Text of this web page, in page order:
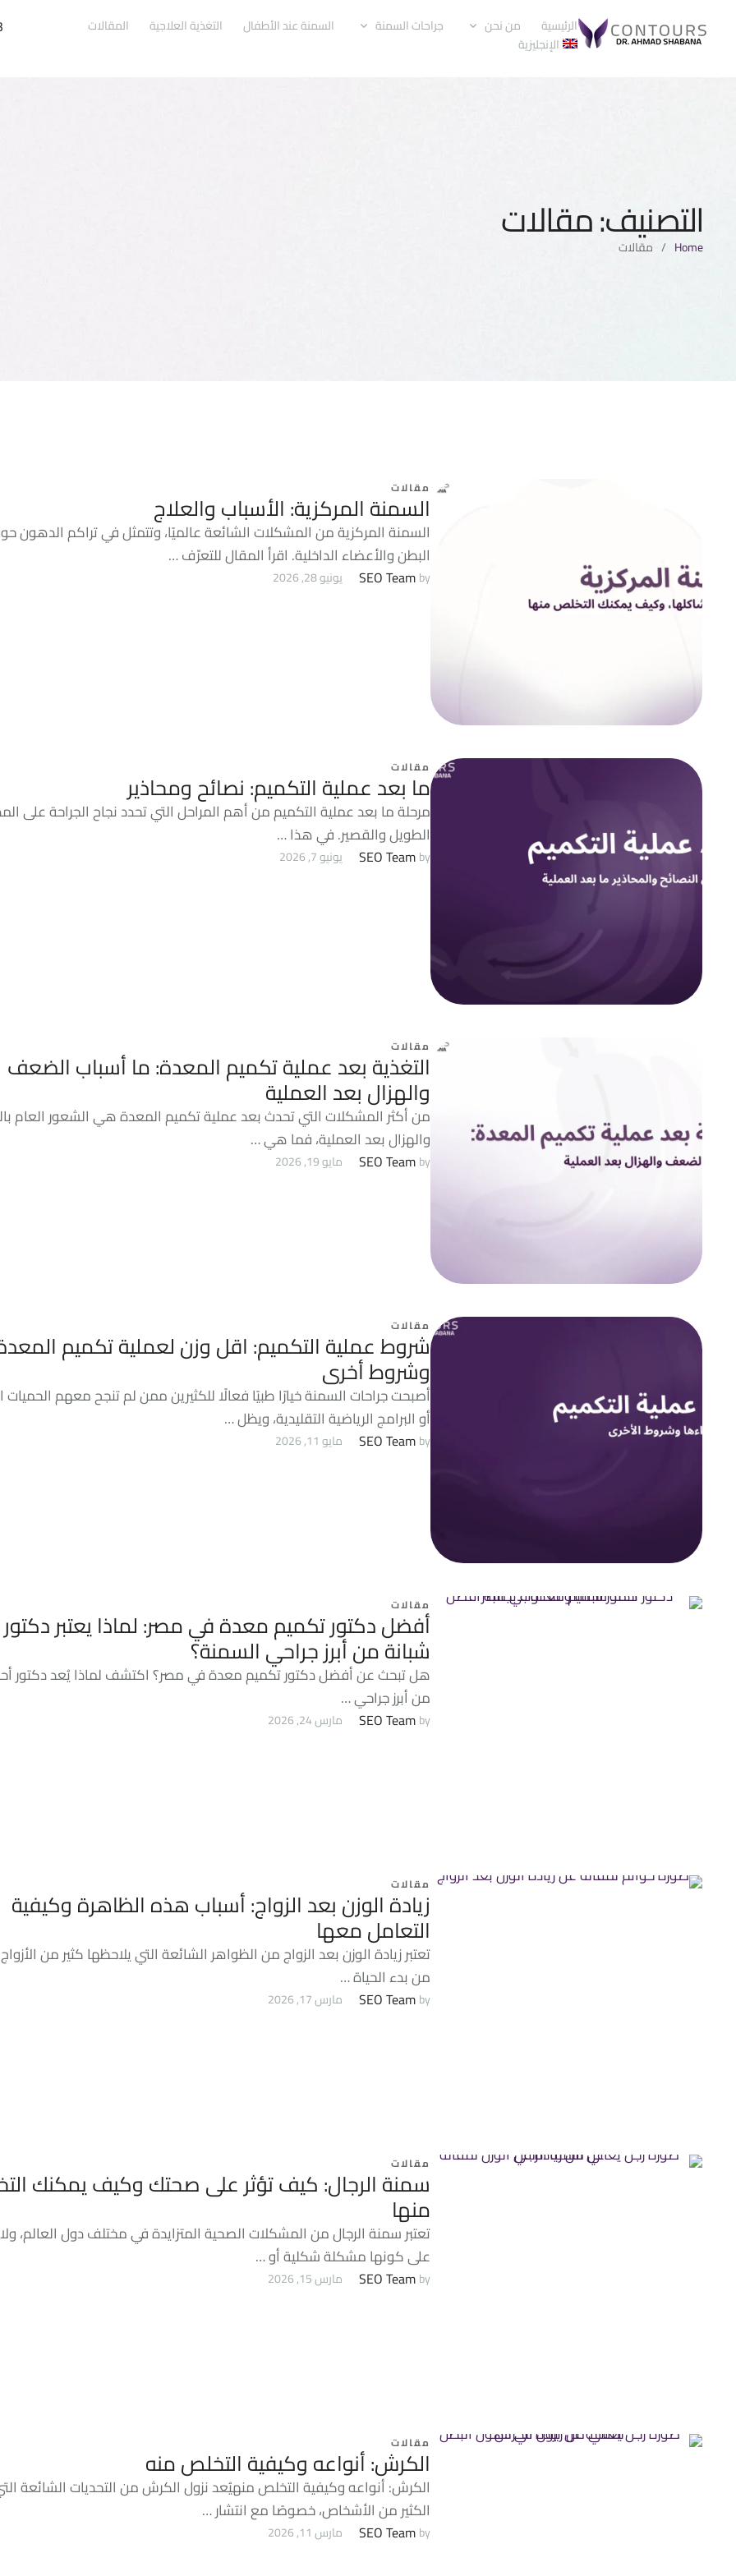
الرئيسية من نحن جراحات السمنة السمنة عند الأطفال التغذية العلاجية
المقالات
الإنجليزية
التصنيف:مقالات Home
/ مقالات
مقالات
السمنة المركزية: الأسباب والعلاج
السمنة المركزية من المشكلات الشائعة عالميًا، وتتمثل في تراكم الدهون
البطن والأعضاء الداخلية. اقرأ المقال للتعرّف …
by
SEO Team يونيو 28, 2026
مقالات
ما بعد عملية التكميم: نصائح ومحاذير
مرحلة ما بعد عملية التكميم من أهم المراحل التي تحدد نجاح الجراحة على
الطويل والقصير. في هذا …
by
SEO Team يونيو 7, 2026
مقالات
التغذية بعد عملية تكميم المعدة: ما أسباب الضعف
والهزال بعد العملية
من أكثر المشكلات التي تحدث بعد عملية تكميم المعدة هي الشعور العام
والهزال بعد العملية، فما هي …
by
SEO Team مايو 19, 2026
مقالات
شروط عملية التكميم: اقل وزن لعملية تكميم
وشروط أخرى
أصبحت جراحات السمنة خيارًا طبيًا فعالًا للكثيرين ممن لم تنجح معهم الحميات
أو البرامج الرياضية التقليدية، ويظل …
by
SEO Team مايو 11, 2026
مقالات
أفضل دكتور تكميم معدة في مصر: لماذا يعتبر
شبانة من أبرز جراحي السمنة؟
هل تبحث عن أفضل دكتور تكميم معدة في مصر؟ اكتشف لماذا يُعد دكتور
من أبرز جراحي …
by
SEO Team مارس 24, 2026
مقالات
زيادة الوزن بعد الزواج: أسباب هذه الظاهرة وكيفية
التعامل معها
تعتبر زيادة الوزن بعد الزواج من الظواهر الشائعة التي يلاحظها كثير من
من بدء الحياة …
by
SEO Team مارس 17, 2026
مقالات
سمنة الرجال: كيف تؤثر على صحتك وكيف يمكنك
منها
تعتبر سمنة الرجال من المشكلات الصحية المتزايدة في مختلف دول العالم،
على كونها مشكلة شكلية أو …
by
SEO Team مارس 15, 2026
مقالات
الكرش: أنواعه وكيفية التخلص منه
الكرش: أنواعه وكيفية التخلص منهيُعد نزول الكرش من التحديات الشائعة
الكثير من الأشخاص، خصوصًا مع انتشار …
by
SEO Team مارس 11, 2026